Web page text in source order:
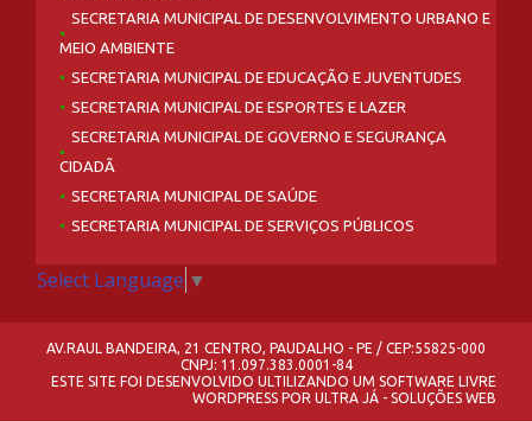
SECRETARIA MUNICIPAL DE DESENVOLVIMENTO URBANO E
MEIO AMBIENTE
SECRETARIA MUNICIPAL DE EDUCAÇÃO E JUVENTUDES
SECRETARIA MUNICIPAL DE ESPORTES E LAZER
SECRETARIA MUNICIPAL DE GOVERNO E SEGURANÇA
CIDADÃ
SECRETARIA MUNICIPAL DE SAÚDE
SECRETARIA MUNICIPAL DE SERVIÇOS PÚBLICOS
Select Language ▼
AV.RAUL BANDEIRA, 21 CENTRO, PAUDALHO - PE / CEP:55825-000
CNPJ: 11.097.383.0001-84
ESTE SITE FOI DESENVOLVIDO ULTILIZANDO UM SOFTWARE LIVRE
WORDPRESS POR ULTRA JÁ - SOLUÇÕES WEB